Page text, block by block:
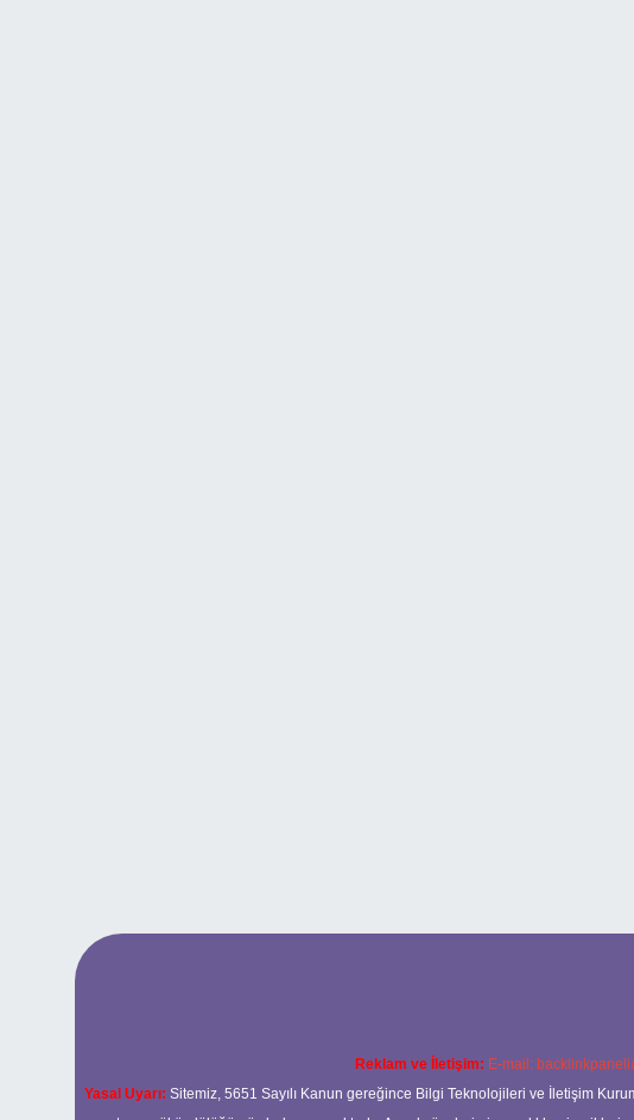
Reklam ve İletişim: E-mail:
Yasal Uyarı: Sitemiz, 5651 Sayılı Kanun gereğince Bilgi Teknolojileri ve İletişim